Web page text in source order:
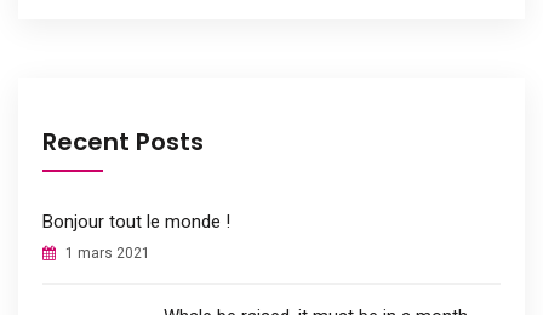
Recent Posts
Bonjour tout le monde !
1 mars 2021